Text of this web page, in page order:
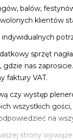
balów,
klientów
sprzęt
nas zaprosicie.
faktury VAT.
czy występ
wszystkich
na
strony